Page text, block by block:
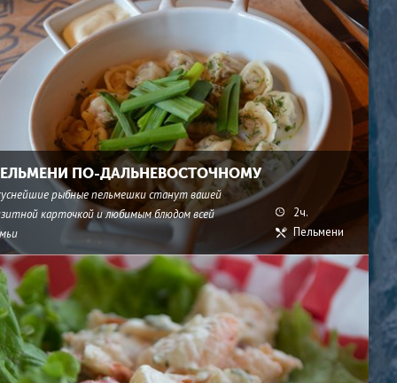
ПО-ДАЛЬНЕВОСТОЧНОМУ
рыбные пельмешки станут вашей
карточкой и любимым блюдом всей
2ч.
Пельмени